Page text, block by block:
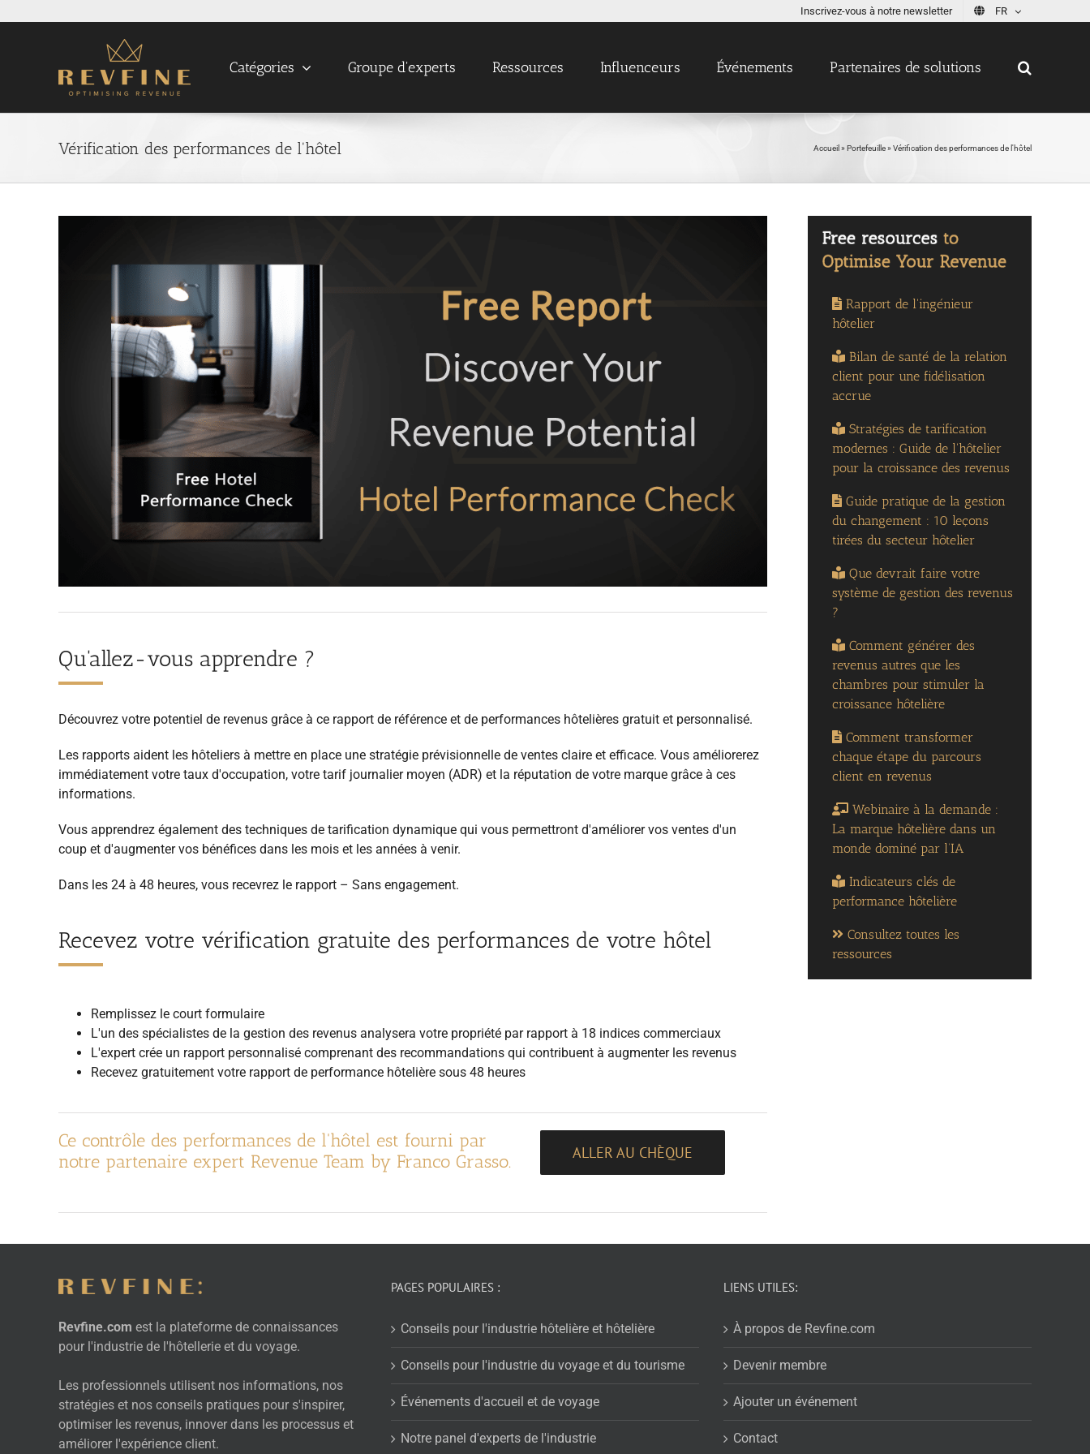
Inscrivez-vous à notre newsletter FR
Catégories Groupe d'experts Ressources Influenceurs Événements Partenaires de solutions
Vérification des performances de l'hôtel Accueil » Portefeuille» Vérification des performances de l'hôtel
Qu'allez-vous apprendre ?
Découvrez votre potentiel de revenus grâce à ce rapport de référence et de performances hôtelières gratuit et personnalisé.
Les rapports aident les hôteliers à mettre en place une stratégie prévisionnelle de ventes claire et efficace. Vous améliorerez
immédiatement votre taux d'occupation, votre tarif journalier moyen (ADR) et la réputation de votre marque grâce à ces
informations.
Vous apprendrez également des techniques de tarification dynamique qui vous permettront d'améliorer vos ventes d'un
coup et d'augmenter vos bénéfices dans les mois et les années à venir.
Dans les 24 à 48 heures, vous recevrez le rapport – Sans engagement.
Recevez votre vérification gratuite des performances de votre hôtel
Remplissez le court formulaire
L'un des spécialistes de la gestion des revenus analysera votre propriété par rapport à 18 indices commerciaux
L'expert crée un rapport personnalisé comprenant des recommandations qui contribuent à augmenter les revenus
Recevez gratuitement votre rapport de performance hôtelière sous 48 heures
Ce contrôle des performances de l'hôtel est fourni par
notre partenaire expert Revenue Team by Franco Grasso.
ALLER AU CHÈQUE
Rapport de l'ingénieur
hôtelier
Bilan de santé de la relation
client pour une fidélisation
accrue
Stratégies de tarification
modernes : Guide de l'hôtelier
pour la croissance des revenus
Guide pratique de la gestion
du changement : 10 leçons
tirées du secteur hôtelier
Que devrait faire votre
système de gestion des revenus
?
Comment générer des
revenus autres que les
chambres pour stimuler la
croissance hôtelière
Comment transformer
chaque étape du parcours
client en revenus
Webinaire à la demande :
La marque hôtelière dans un
monde dominé par l’IA
Indicateurs clés de
performance hôtelière
Consultez toutes les
ressources
Revfine.com est la plateforme de connaissances
pour l'industrie de l'hôtellerie et du voyage.
Les professionnels utilisent nos informations, nos
stratégies et nos conseils pratiques pour s'inspirer,
optimiser les revenus, innover dans les processus et
améliorer l'expérience client.
PAGES POPULAIRES :
Conseils pour l'industrie hôtelière et hôtelière
Conseils pour l'industrie du voyage et du tourisme
Événements d'accueil et de voyage
Notre panel d'experts de l'industrie
LIENS UTILES:
À propos de Revfine.com
Devenir membre
Ajouter un événement
Contact